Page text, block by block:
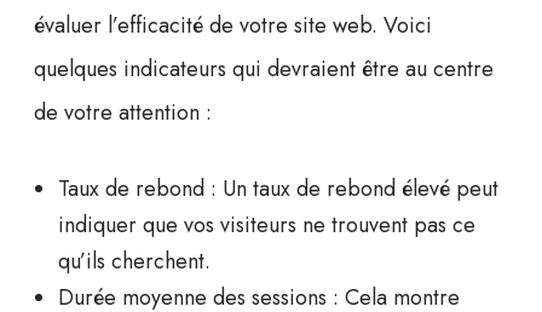
évaluer l’efficacité de votre site web. Voici
quelques indicateurs qui devraient être au centre
de votre attention :
Taux de rebond : Un taux de rebond élevé peut
indiquer que vos visiteurs ne trouvent pas ce
qu’ils cherchent.
Durée moyenne des sessions : Cela montre